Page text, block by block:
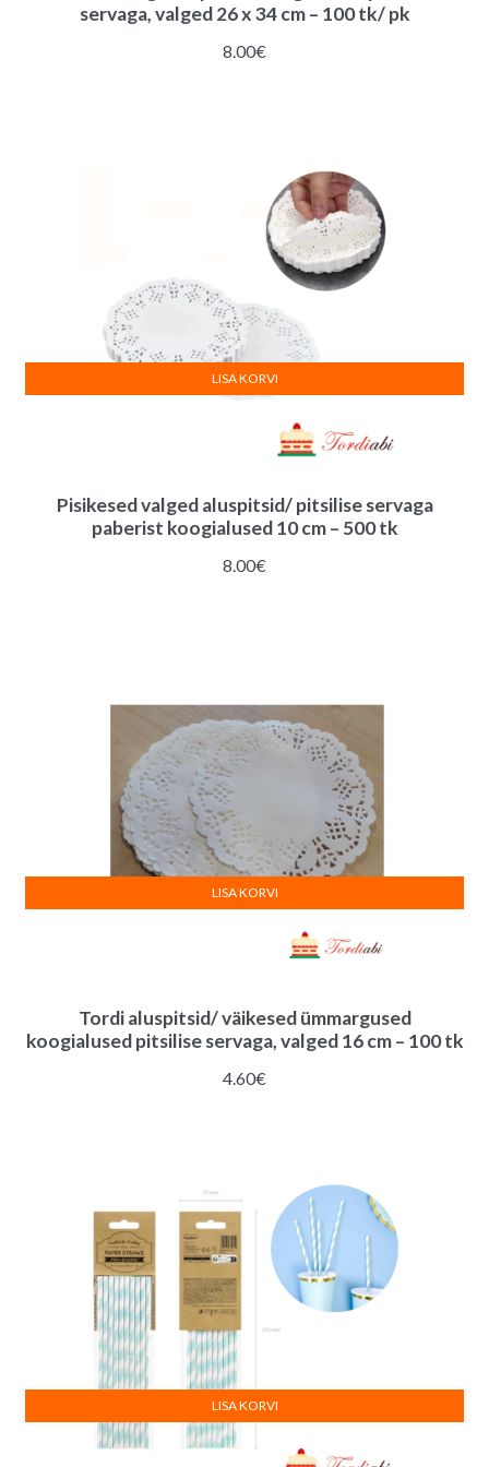
servaga, valged 26 x 34 cm – 100 tk/ pk
8.00€
Pisikesed valged aluspitsid/ pitsilise servaga
paberist koogialused 10 cm – 500 tk
8.00€
LISA KORVI
Tordi aluspitsid/ väikesed ümmargused
koogialused pitsilise servaga, valged 16 cm – 100 tk
4.60€
LISA KORVI
LISA KORVI